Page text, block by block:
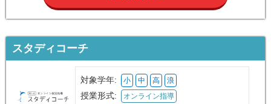
スタディコーチ
対象学年: 小 中 高 浪
授業形式: オンライン指導